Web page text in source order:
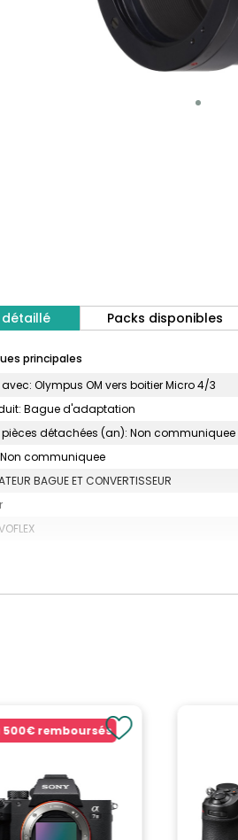
Packs disponibles
principales
Olympus OM vers boitier Micro 4/3
Bague d'adaptation
pièces détachées (an): Non communiquee
communiquee
BAGUE ET CONVERTISSEUR
500€ remboursés